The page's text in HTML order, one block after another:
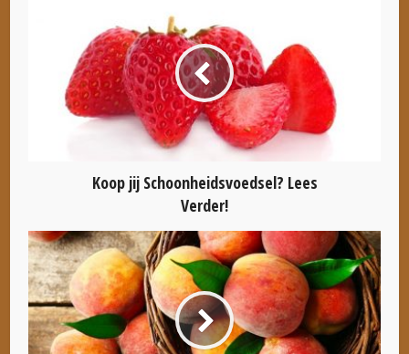
Koop jij Schoonheidsvoedsel? Lees
Verder!